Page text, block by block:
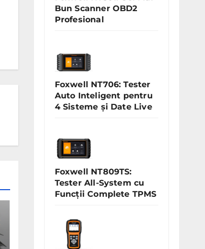
Bun Scanner OBD2
Profesional
Foxwell NT706: Tester
Auto Inteligent pentru
4 Sisteme și Date Live
Foxwell NT809TS:
Tester All-System cu
Funcții Complete TPMS